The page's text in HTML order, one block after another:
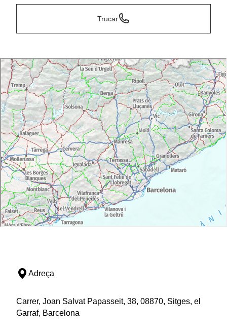
Trucar
Adreça
Carrer, Joan Salvat Papasseit, 38, 08870, Sitges, el
Garraf, Barcelona